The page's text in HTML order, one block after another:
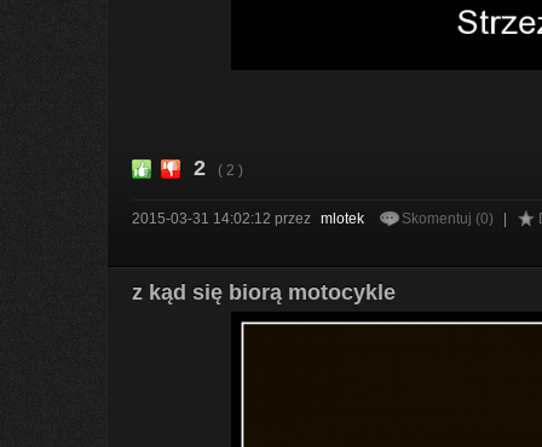
2 ( 2 )
2015-03-31 14:02:12 przez mlotek Skomentuj (0)
z kąd się biorą motocykle